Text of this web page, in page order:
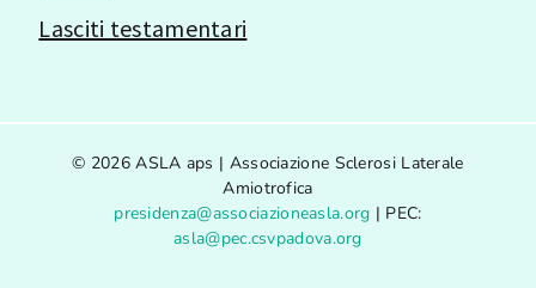
Lasciti testamentari
© 2026 ASLA aps | Associazione Sclerosi Laterale
Amiotrofica
presidenza@associazioneasla.org | PEC:
asla@pec.csvpadova.org